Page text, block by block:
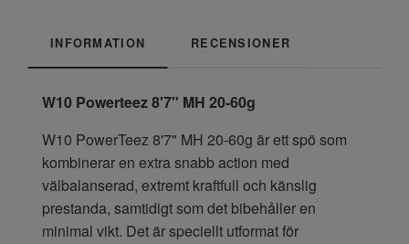
INFORMATION RECENSIONER
W10 Powerteez 8'7" MH 20-60g
W10 PowerTeez 8'7" MH 20-60g är ett spö som
kombinerar en extra snabb action med
välbalanserad, extremt kraftfull och känslig
prestanda, samtidigt som det bibehåller en
minimal vikt. Det är speciellt utformat för